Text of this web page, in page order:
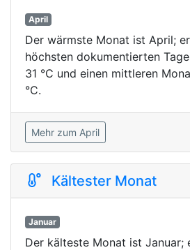
April
Der wärmste Monat ist April;
höchsten dokumentierten
31 °C und einen mittleren
°C.
Mehr zum April
Kältester Monat
Januar
Der kälteste Monat ist Januar;